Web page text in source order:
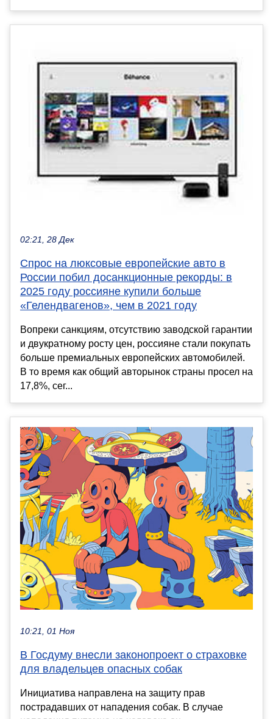
02:21, 28 Дек
Спрос на люксовые европейские авто в
России побил досанкционные рекорды: в
2025 году россияне купили больше
«Гелендвагенов», чем в 2021 году
Вопреки санкциям, отсутствию заводской гарантии
и двукратному росту цен, россияне стали покупать
больше премиальных европейских автомобилей.
В то время как общий авторынок страны просел на
17,8%, сег...
10:21, 01 Ноя
В Госдуму внесли законопроект о страховке
для владельцев опасных собак
Инициатива направлена на защиту прав
пострадавших от нападения собак. В случае